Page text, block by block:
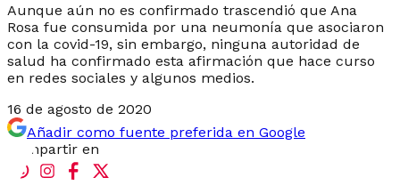
Aunque aún no es confirmado trascendió que Ana
Rosa fue consumida por una neumonía que asociaron
con la covid-19, sin embargo, ninguna autoridad de
salud ha confirmado esta afirmación que hace curso
en redes sociales y algunos medios.
16 de agosto de 2020
Añadir como fuente preferida en Google
Compartir en